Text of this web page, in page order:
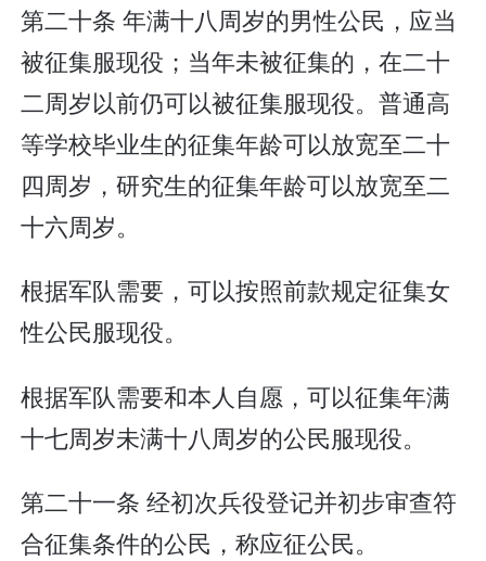
第二十条 年满十八周岁的男性公民，应当
被征集服现役；当年未被征集的，在二十
二周岁以前仍可以被征集服现役。普通高
等学校毕业生的征集年龄可以放宽至二十
四周岁，研究生的征集年龄可以放宽至二
十六周岁。
根据军队需要，可以按照前款规定征集女
性公民服现役。
根据军队需要和本人自愿，可以征集年满
十七周岁未满十八周岁的公民服现役。
第二十一条 经初次兵役登记并初步审查符
合征集条件的公民，称应征公民。